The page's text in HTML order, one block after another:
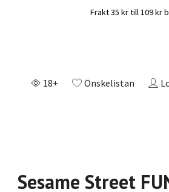
Frakt 35 kr till 109 kr
18+ Önskelistan
Sesame Street